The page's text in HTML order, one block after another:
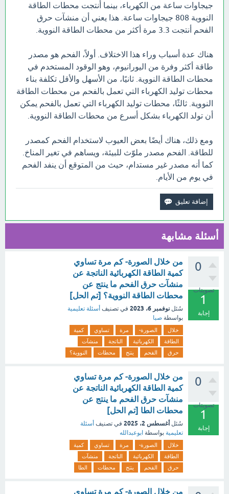
جيجاوات ساعة من الكهرباء، بينما أنتجت محطات الطاقة
النووية 808 جيجاوات ساعة. هذا يعني أن منشآت حرق
الفحم أنتجت 3.3 مرة أكثر من محطات الطاقة النووية.
هناك عدة أسباب وراء هذا الاختلاف. أولاً، الفحم هو مصدر
طاقة أكثر وفرة من اليورانيوم، وهو الوقود المستخدم في
محطات الطاقة النووية. ثانيًا، من الأسهل والأقل تكلفة بناء
محطات توليد الكهرباء التي تعمل بالفحم من محطات الطاقة
النووية. ثالثًا، محطات توليد الكهرباء التي تعمل بالفحم يمكن
أن تولد الكهرباء بشكل أسرع من محطات الطاقة النووية.
ومع ذلك، هناك أيضًا بعض العيوب لاستخدام الفحم كمصدر
للطاقة. الفحم مصدر ملوّث للبيئة، ويساهم في تغير المناخ.
كما أنه مصدر غير مستدام، حيث من المتوقع أن ينفد الفحم
في يوم من الأيام.
أسئلة مشابهة
0
تصويتات
1
إجابة
من خلال الصورة- كم مرة تساوي
كمية الطاقة الكهربائية الناتجة عن
منشآت حرق الفحم ما ينتج عن
محطات الطاقة النووية؟ [تم الحل]
سُئل نوفمبر 6، 2023 في تصنيف أسئلة تعليمية
بواسطة صبا
خلال الصورة- مرة تساوي
كمية
الطاقة
الكهربائية الناتجة
منشآت
حرق
الفحم ينتج محطات النووية؟
0
تصويتات
1
إجابة
من خلال الصورة- كم مرة تساوي
كمية الطاقة الكهربائية الناتجة عن
منشآت حرق الفحم ما ينتج عن
محطات الطا [تم الحل]
سُئل أغسطس 2، 2025 في تصنيف أسئلة
تعليمية بواسطة ابوعبدالله
خلال الصورة- مرة تساوي
كمية
الطاقة
الكهربائية الناتجة
منشآت
حرق
الفحم ينتج محطات الطا
من خلال الصورة- كم مرة تساوي